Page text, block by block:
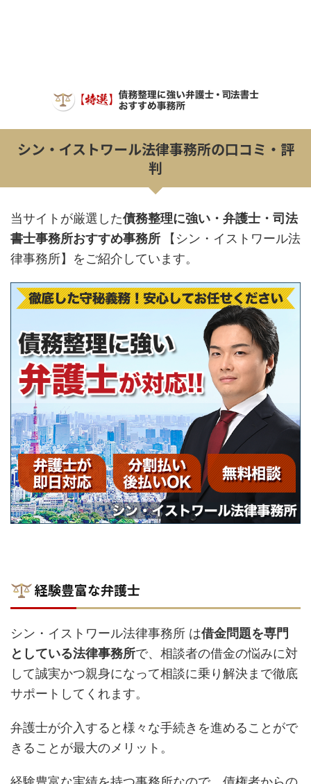
シン・イストワール法律事務所の口コミ・評
判
当サイトが厳選した債務整理に強い・弁護士・司法
書士事務所おすすめ事務所
【シン・イストワール法
律事務所】をご紹介しています。
経験豊富な弁護士
シン・イストワール法律事務所 は借金問題を専門
としている法律事務所で、相談者の借金の悩みに対
して誠実かつ親身になって相談に乗り解決まで徹底
サポートしてくれます。
弁護士が介入すると様々な手続きを進めることがで
きることが最大のメリット。